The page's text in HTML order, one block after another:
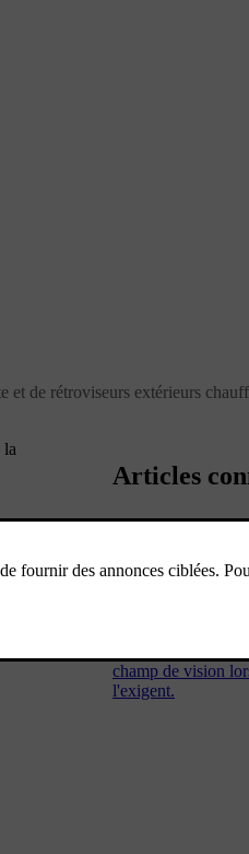
et de rétroviseurs extérieurs
la
Articles
feux extérieurs
champ de vision
l'exigent.